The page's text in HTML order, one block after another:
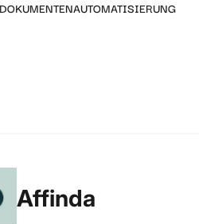
Affinda